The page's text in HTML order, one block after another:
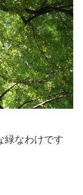
緑なわけです